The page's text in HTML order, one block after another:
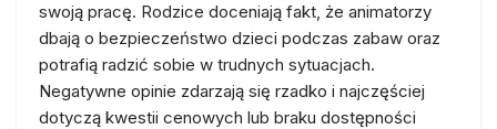
swoją pracę. Rodzice doceniają fakt, że animatorzy
dbają o bezpieczeństwo dzieci podczas zabaw oraz
potrafią radzić sobie w trudnych sytuacjach.
Negatywne opinie zdarzają się rzadko i najczęściej
dotyczą kwestii cenowych lub braku dostępności